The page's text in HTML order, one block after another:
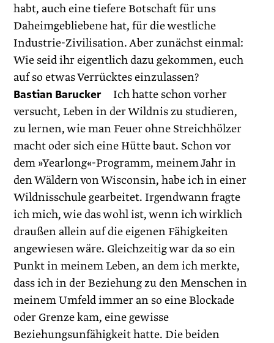
habt, auch eine tiefere Botschaft für uns
Daheimgebliebene hat, für die westliche
Industrie-Zivilisation. Aber zunächst einmal:
Wie seid ihr eigentlich dazu gekommen, euch
auf so etwas Verrücktes einzulassen?
Bastian BaruckerIch hatte schon vorher
versucht, Leben in der Wildnis zu studieren,
zu lernen, wie man Feuer ohne Streichhölzer
macht oder sich eine Hütte baut. Schon vor
dem »Yearlong«-Programm, meinem Jahr in
den Wäldern von Wisconsin, habe ich in einer
Wildnisschule gearbeitet. Irgendwann fragte
ich mich, wie das wohl ist, wenn ich wirklich
draußen allein auf die eigenen Fähigkeiten
angewiesen wäre. Gleichzeitig war da so ein
Punkt in meinem Leben, an dem ich merkte,
dass ich in der Beziehung zu den Menschen in
meinem Umfeld immer an so eine Blockade
oder Grenze kam, eine gewisse
Beziehungsunfähigkeit hatte. Die beiden